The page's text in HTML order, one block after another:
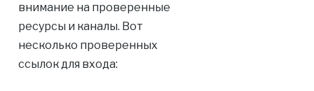
внимание на проверенные
ресурсы и каналы. Вот
несколько проверенных
ссылок для входа: